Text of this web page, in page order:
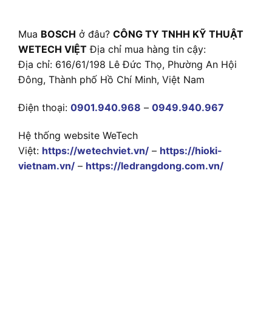
Mua BOSCH ở đâu? CÔNG TY TNHH KỸ THUẬT
WETECH VIỆT Địa chỉ mua hàng tin cậy:
Địa chỉ: 616/61/198 Lê Đức Thọ, Phường An Hội
Đông, Thành phố Hồ Chí Minh, Việt Nam
Điện thoại: 0901.940.968 – 0949.940.967
Hệ thống website WeTech
Việt: https://wetechviet.vn/ – https://hioki-
vietnam.vn/ – https://ledrangdong.com.vn/